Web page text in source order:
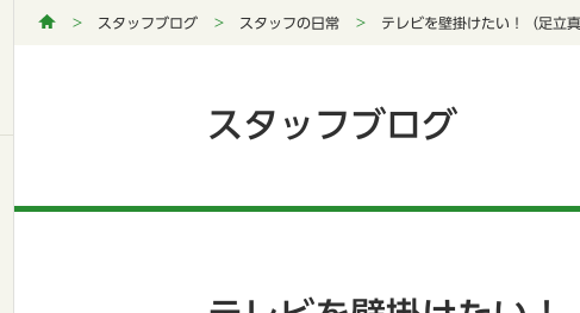
スタッフブログ スタッフの日常 テレビを壁掛けたい！（足立真
スタッフブログ